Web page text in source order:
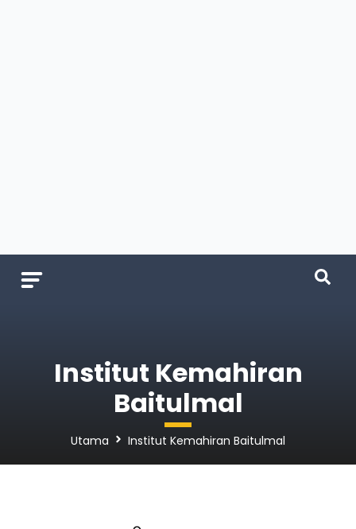
Institut Kemahiran
Baitulmal
Utama Institut Kemahiran Baitulmal